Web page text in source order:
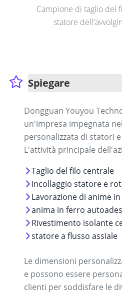
Campione di taglio del
statore
Spiegare
Dongguan Youyou
un'impresa impegnata
personalizzata di statori
L'attività principale
Taglio del filo centrale
Incollaggio statore e
anima in ferro
Rivestimento isolante
statore a flusso assiale
Le dimensioni
e possono essere
clienti per soddisfare le